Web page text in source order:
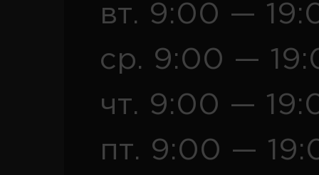
вт. 9:00 —
ср. 9:00 —
чт. 9:00 —
пт. 9:00 —